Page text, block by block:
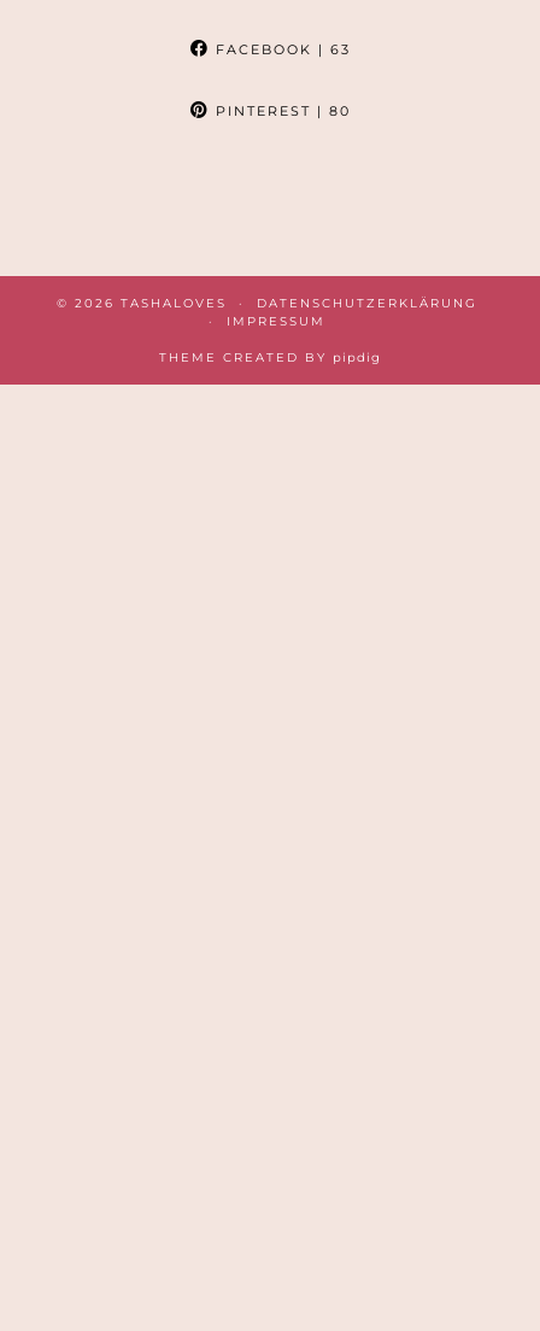
FACEBOOK | 63
PINTEREST | 80
© 2026 TASHALOVES
DATENSCHUTZERKLÄRUNG
IMPRESSUM
THEME CREATED BY pipdig